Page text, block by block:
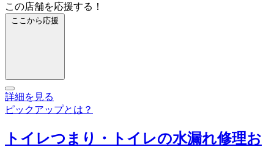
この店舗を応援する！
ここから応援
詳細を見る
ピックアップとは？
トイレつまり・トイレの水漏れ修理お